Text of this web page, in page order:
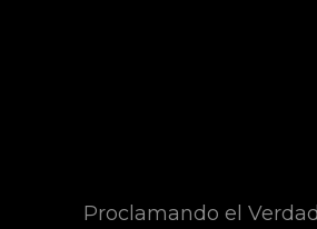
Proclamando el